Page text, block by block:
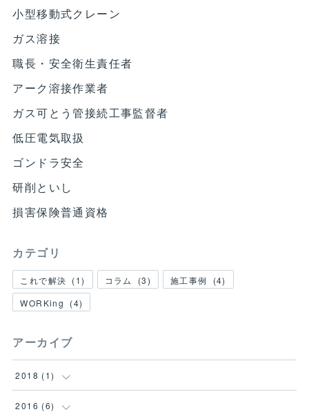
小型移動式クレーン
ガス溶接
職長・安全衛生責任者
アーク溶接作業者
ガス可とう管接続工事監督者
低圧電気取扱
ゴンドラ安全
研削といし
損害保険普通資格
カテゴリ
これで解決 (1) コラム (3) 施工事例 (4)
WORKing
(4)
アーカイブ
2018 (1)
(1
2016 (6)